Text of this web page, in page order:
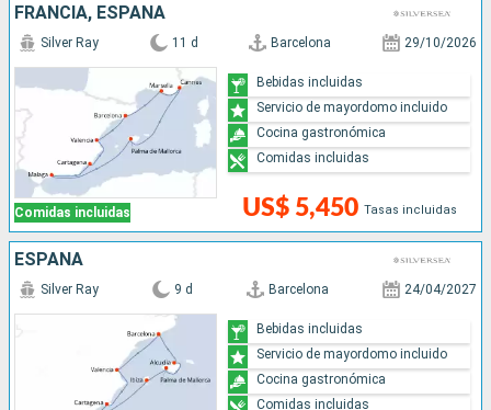
FRANCIA, ESPAÑA
Comidas incluidas
Silver Ray 11 d Barcelona 29/10/2026
US$ 5,450 Tasas incluidas
Bebidas incluidas
Servicio de mayordomo incluido
Cocina gastronómica
Comidas incluidas
ESPAÑA
Silver Ray 9 d Barcelona 24/04/2027
Bebidas incluidas
Servicio de mayordomo incluido
Cocina gastronómica
Comidas incluidas